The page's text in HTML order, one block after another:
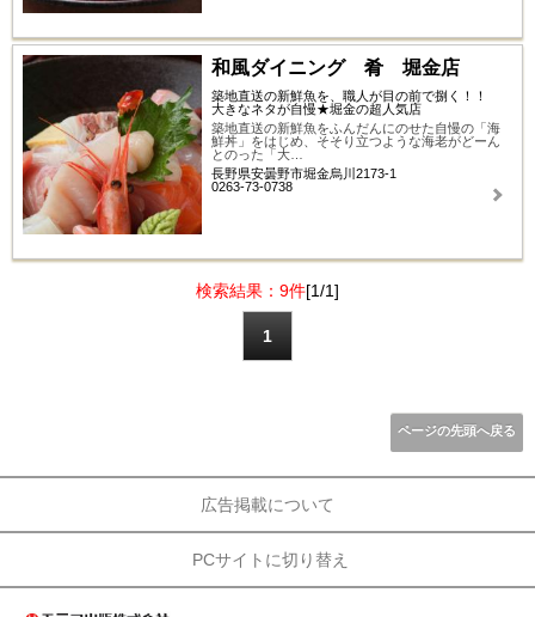
和風ダイニング 肴 堀金店
築地直送の新鮮魚を、職人が目の前で捌く！！
大きなネタが自慢★堀金の超人気店
築地直送の新鮮魚をふんだんにのせた自慢の「海
鮮丼」をはじめ、そそり立つような海老がどーん
とのった「大…
長野県安曇野市堀金烏川2173-1
0263-73-0738
検索結果：9件[1/1]
1
ページの先頭へ戻る
広告掲載について
PCサイトに切り替え